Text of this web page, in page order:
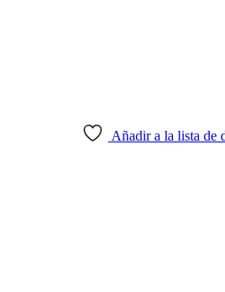
Añadir a la lista de